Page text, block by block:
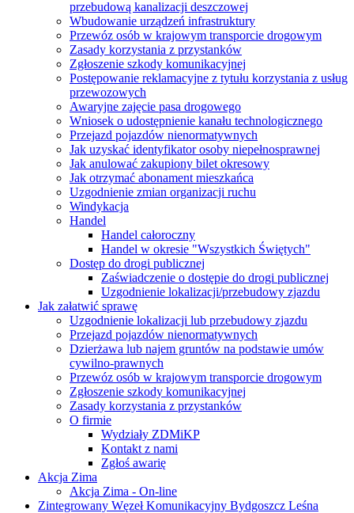
przebudową kanalizacji deszczowej
Wbudowanie urządzeń infrastruktury
Przewóz osób w krajowym transporcie drogowym
Zasady korzystania z przystanków
Zgłoszenie szkody komunikacyjnej
Postępowanie reklamacyjne z tytułu korzystania z usług
przewozowych
Awaryjne zajęcie pasa drogowego
Wniosek o udostępnienie kanału technologicznego
Przejazd pojazdów nienormatywnych
Jak uzyskać identyfikator osoby niepełnosprawnej
Jak anulować zakupiony bilet okresowy
Jak otrzymać abonament mieszkańca
Uzgodnienie zmian organizacji ruchu
Windykacja
Handel
Handel całoroczny
Handel w okresie "Wszystkich Świętych"
Dostęp do drogi publicznej
Zaświadczenie o dostępie do drogi publicznej
Uzgodnienie lokalizacji/przebudowy zjazdu
Jak załatwić sprawę
Uzgodnienie lokalizacji lub przebudowy zjazdu
Przejazd pojazdów nienormatywnych
Dzierżawa lub najem gruntów na podstawie umów
cywilno-prawnych
Przewóz osób w krajowym transporcie drogowym
Zgłoszenie szkody komunikacyjnej
Zasady korzystania z przystanków
O firmie
Wydziały ZDMiKP
Kontakt z nami
Zgłoś awarię
Akcja Zima
Akcja Zima - On-line
Zintegrowany Węzeł Komunikacyjny Bydgoszcz Leśna